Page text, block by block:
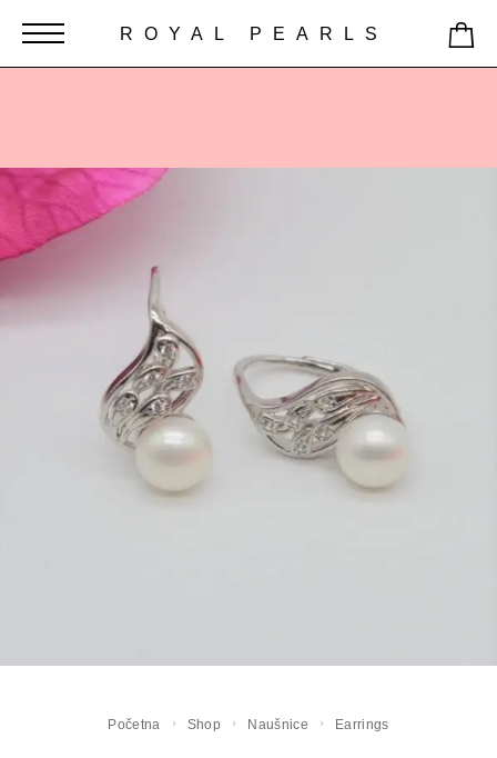
ROYAL PEARLS
Početna Shop Naušnice Earrings